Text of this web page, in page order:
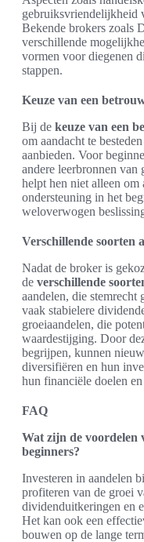
gebruiksvriendelijkheid
Bekende brokers zoals
verschillende
vormen voor diegenen
stappen.
Keuze van een
Bij de keuze van een
om aandacht te
aanbieden. Voor
andere leerbronnen
helpt hen niet alleen om
ondersteuning in het
weloverwogen
Verschillende soorten
Nadat de broker is
de verschillende
aandelen, die stemrecht
vaak stabielere
groeiaandelen, die
waardestijging. Door
begrijpen, kunnen
diversifiëren en hun
hun financiële doelen
FAQ
Wat zijn de voordelen
beginners?
Investeren in aandelen
profiteren van de groei
dividenduitkeringen en
Het kan ook een
bouwen op de lange